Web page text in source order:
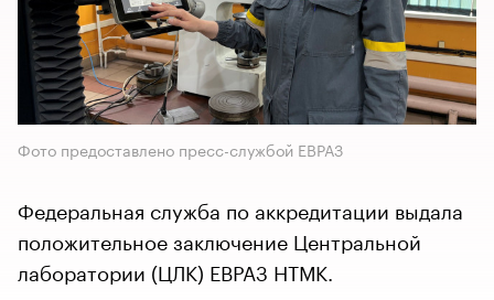
Фото предоставлено пресс-службой ЕВРАЗ
Федеральная служба по аккредитации выдала
положительное заключение Центральной
лаборатории (ЦЛК) ЕВРАЗ НТМК.